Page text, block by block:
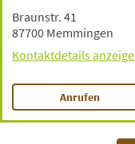
Braunstr. 41
87700 Memmingen
Kontaktdetails
Anrufen